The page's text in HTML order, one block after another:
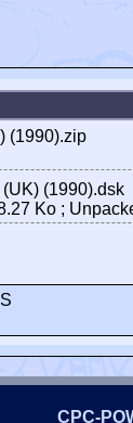
(1990).zip
(1990).dsk
Ko ;
CPC-